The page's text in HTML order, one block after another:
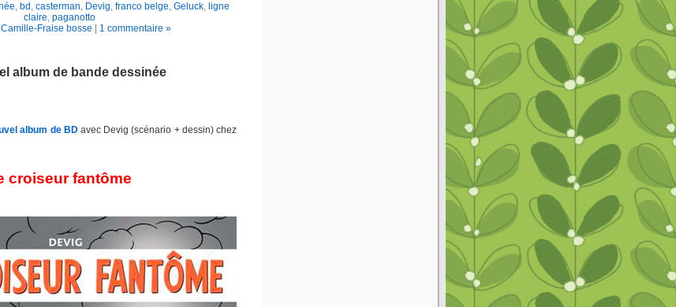
, bd , casterman, Devig, franco belge, Geluck, ligne
claire, paganotto
Camille-Fraise bosse 1 commentaire »
album de bande dessinée
album de BDavec Devig (scénario + dessin) chez
croiseur fantôme